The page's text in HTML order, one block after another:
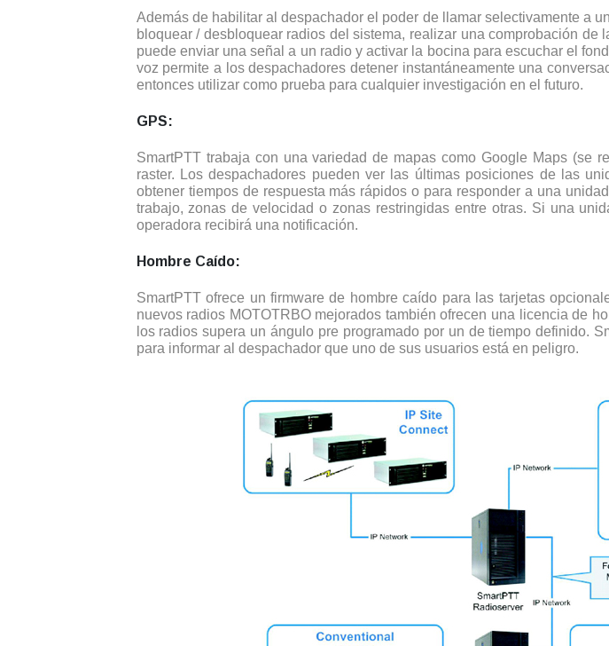
Además de habilitar al despachador el poder de llamar selectivamente a
bloquear / desbloquear radios del sistema, realizar una comprobación
puede enviar una señal a un radio y activar la bocina para escuchar el
voz permite a los despachadores detener instantáneamente una
entonces utilizar como prueba para cualquier investigación en el futuro.
GPS:
SmartPTT trabaja con una variedad de mapas como Google Maps (se
raster. Los despachadores pueden ver las últimas posiciones de las
obtener tiempos de respuesta más rápidos o para responder a una
trabajo, zonas de velocidad o zonas restringidas entre otras. Si una
operadora recibirá una notificación.
Hombre Caído:
SmartPTT ofrece un firmware de hombre caído para las tarjetas
nuevos radios MOTOTRBO mejorados también ofrecen una licencia de
los radios supera un ángulo pre programado por un de tiempo definido.
para informar al despachador que uno de sus usuarios está en peligro.